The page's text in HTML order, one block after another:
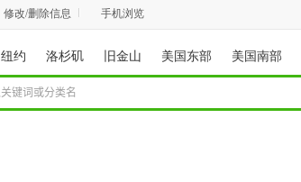
修改/删除信息 手机浏览
纽约 洛杉矶 旧金山 美国东部 美国南部